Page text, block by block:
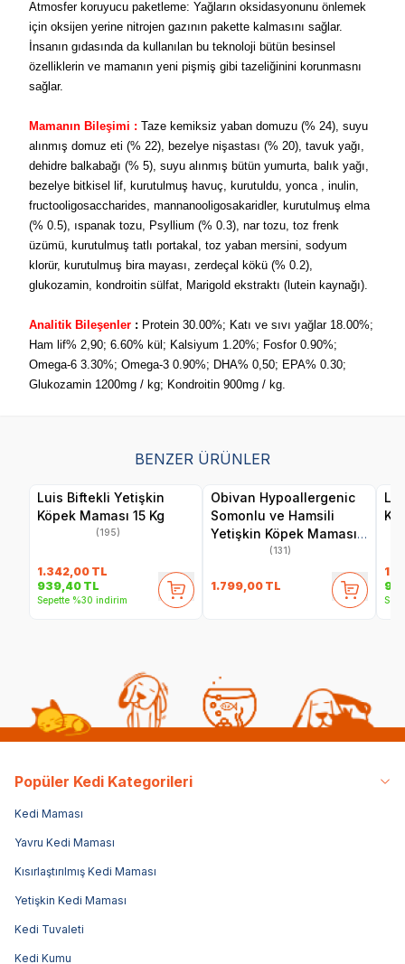
Atmosfer koruyucu paketleme: Yağların oksidasyonunu önlemek
için oksijen yerine nitrojen gazının pakette kalmasını sağlar.
İnsanın gıdasında da kullanılan bu teknoloji bütün besinsel
özelliklerin ve mamanın yeni pişmiş gibi tazeliğinini korunmasnı
sağlar.
Mamanın Bileşimi : Taze kemiksiz yaban domuzu (% 24), suyu
alınmış domuz eti (% 22), bezelye nişastası (% 20), tavuk yağı,
dehidre balkabağı (% 5), suyu alınmış bütün yumurta, balık yağı,
bezelye bitkisel lif, kurutulmuş havuç, kurutuldu, yonca , inulin,
fructooligosaccharides, mannanooligosakaridler, kurutulmuş elma
(% 0.5), ıspanak tozu, Psyllium (% 0.3), nar tozu, toz frenk
üzümü, kurutulmuş tatlı portakal, toz yaban mersini, sodyum
klorür, kurutulmuş bira mayası, zerdeçal kökü (% 0.2),
glukozamin, kondroitin sülfat, Marigold ekstraktı (lutein kaynağı).
Analitik Bileşenler : Protein 30.00%; Katı ve sıvı yağlar 18.00%;
Ham lif% 2,90; 6.60% kül; Kalsiyum 1.20%; Fosfor 0.90%;
Omega-6 3.30%; Omega-3 0.90%; DHA% 0,50; EPA% 0.30;
Glukozamin 1200mg / kg; Kondroitin 900mg / kg.
BENZER ÜRÜNLER
Luis Biftekli Yetişkin
Köpek Maması 15 Kg
(195)
1.342,00 TL
939,40 TL
Sepette %30 indirim
Obivan Hypoallergenic
Somonlu ve Hamsili
Yetişkin Köpek Maması
(131)
1.799,00 TL
Popüler Kedi Kategorileri
Kedi Maması
Yavru Kedi Maması
Kısırlaştırılmış Kedi Maması
Yetişkin Kedi Maması
Kedi Tuvaleti
Kedi Kumu